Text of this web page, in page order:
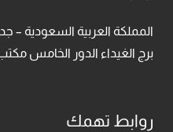
المملكة العربية السعودية –
برج الغيداء الدور الخامس مكتب
روابط تهمك